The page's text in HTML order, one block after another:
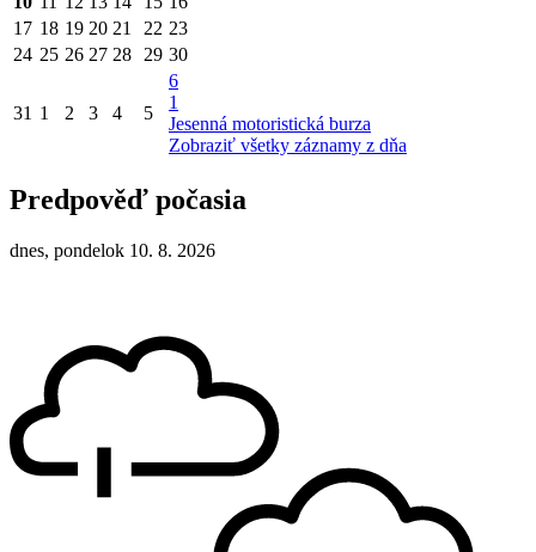
17 18 19 20 21 22 23
24 25 26 27 28 29 30
31 1 2 3 4 5
6
1
Jesenná motoristická burza
Zobraziť všetky záznamy z dňa
Predpověď počasia
dnes, pondelok 10. 8. 2026